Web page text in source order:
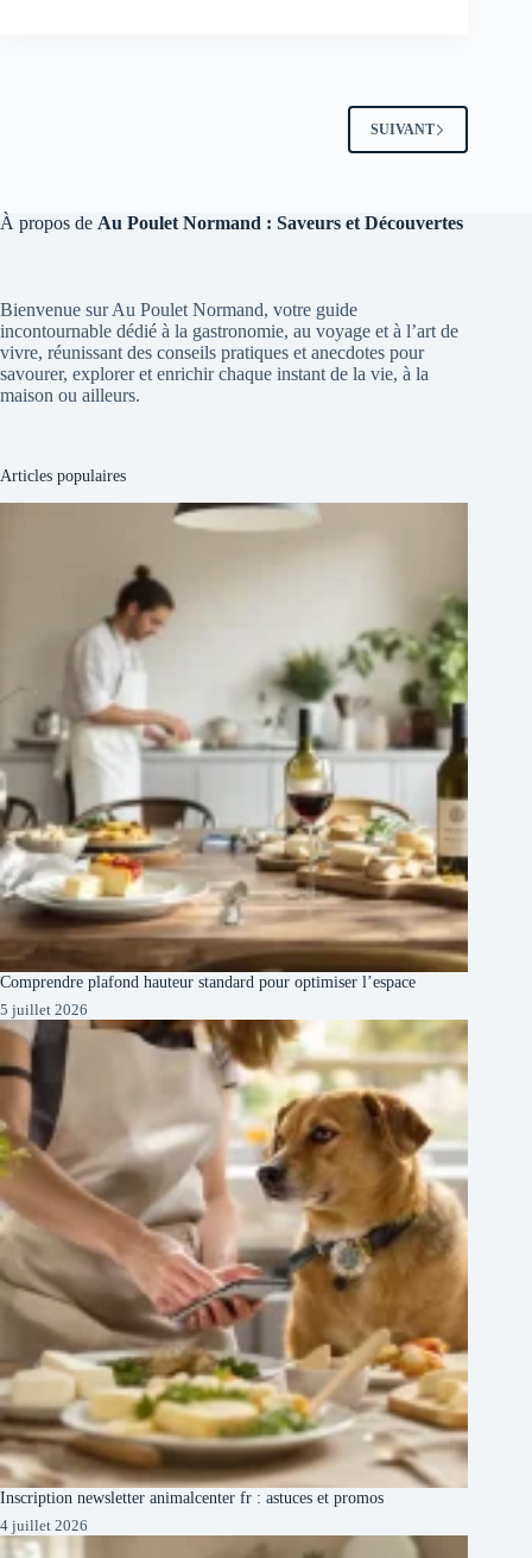
SUIVANT
À propos de Au Poulet Normand : Saveurs et Découvertes
Bienvenue sur Au Poulet Normand, votre guide
incontournable dédié à la gastronomie, au voyage et à l’art de
vivre, réunissant des conseils pratiques et anecdotes pour
savourer, explorer et enrichir chaque instant de la vie, à la
maison ou ailleurs.
Articles populaires
Comprendre plafond hauteur standard pour optimiser l’espace
5 juillet 2026
Inscription newsletter animalcenter fr : astuces et promos
4 juillet 2026